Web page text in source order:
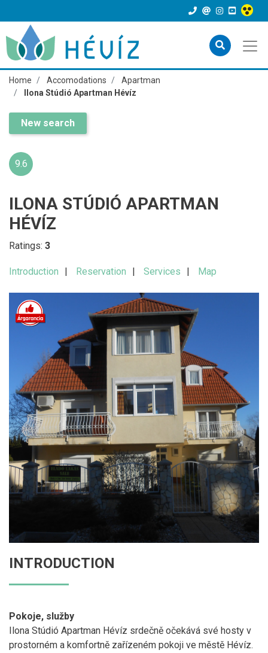
Home Accomodations
Apartman
Ilona Stúdió Apartman Hévíz
New search
9.6
ILONA STÚDIÓ APARTMAN
HÉVÍZ
Ratings: 3
Introduction Reservation Services Map
INTRODUCTION
Pokoje, služby
Ilona Stúdió Apartman Hévíz srdečně očekává své hosty v
prostorném a komfortně zařízeném pokoji ve městě Hévíz.